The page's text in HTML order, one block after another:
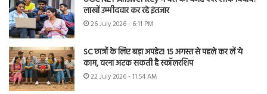
लाखों उम्मीदवार कर रहे इंतजार
26 July 2026 - 6:11 PM
SC छात्रों के लिए बड़ा अपडेट! 15 अगस्त से पहले कर लें ये
काम, वरना अटक सकती है स्कॉलरशिप
22 July 2026 - 11:54 AM